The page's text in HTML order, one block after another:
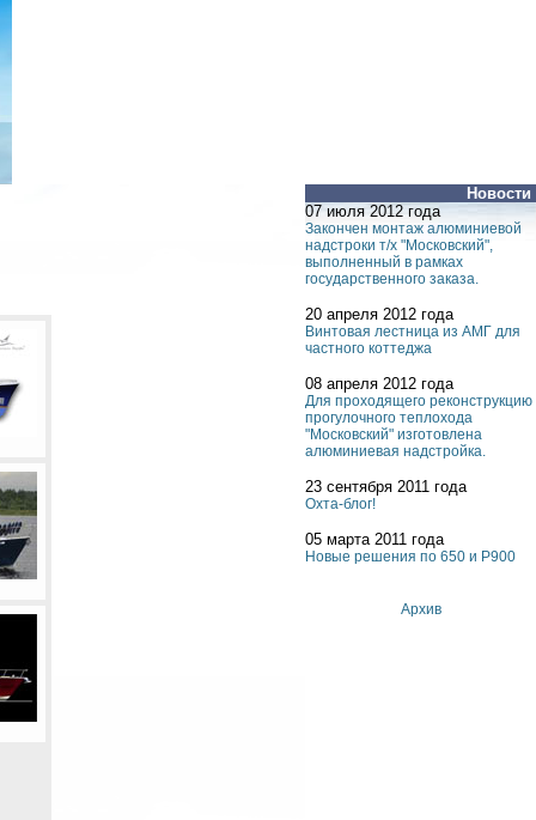
Новости
07 июля 2012 года
Закончен монтаж алюминиевой
надстроки т/х "Московский",
выполненный в рамках
государственного заказа.
20 апреля 2012 года
Винтовая лестница из АМГ для
частного коттеджа
08 апреля 2012 года
Для проходящего реконструкцию
прогулочного теплохода
"Московский" изготовлена
алюминиевая надстройка.
23 сентября 2011 года
Охта-блог!
05 марта 2011 года
Новые решения по 650 и P900
Архив